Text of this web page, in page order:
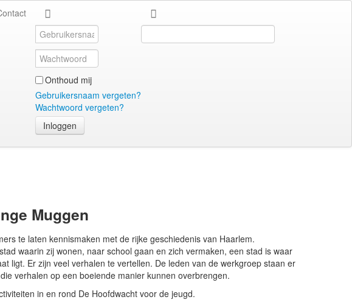
Onthoud mij
Gebruikersnaam vergeten?
Wachtwoord vergeten?
Inloggen
...
Muggen
te laten kennismaken met de rijke geschiedenis van Haarlem.
waarin zij wonen, naar school gaan en zich vermaken, een stad is waar
ligt. Er zijn veel verhalen te vertellen. De leden van de werkgroep staan er
verhalen op een boeiende manier kunnen overbrengen.
in en rond De Hoofdwacht voor de jeugd.